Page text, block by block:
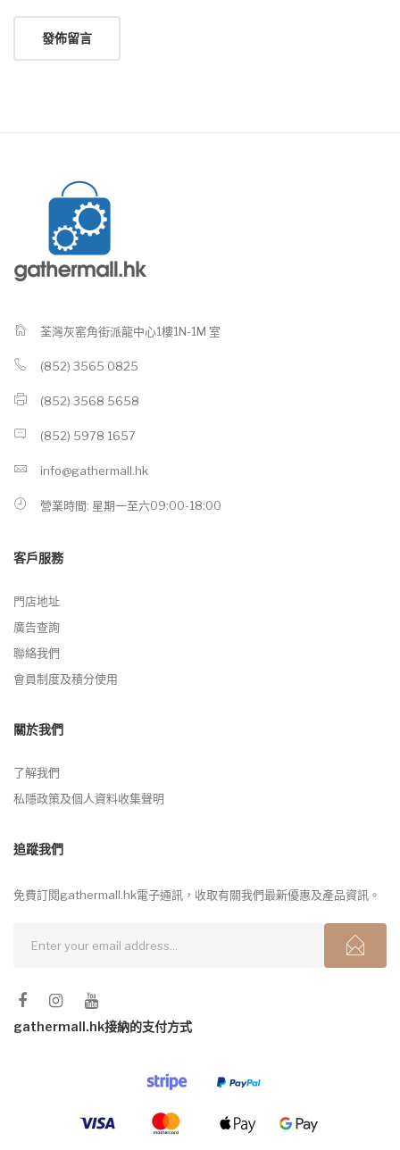
荃灣灰窰角街派龍中心1樓1N-1M 室
(852) 3565 0825
(852) 3568 5658
(852) 5978 1657
info@gathermall.hk
營業時間: 星期一至六09:00-18:00
客戶服務
門店地址
廣告查詢
聯絡我們
會員制度及積分使用
關於我們
了解我們
私隱政策及個人資料收集聲明
追蹤我們
免費訂閱gathermall.hk電子通訊，收取有關我們最新優惠及產品資訊。
gathermall.hk接納的支付方式